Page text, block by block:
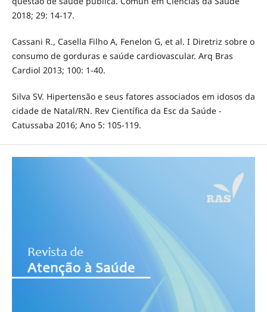
2018; 29: 14-17.
Cassani R., Casella Filho A, Fenelon G, et al. I Diretriz sobre o
consumo de gorduras e saúde cardiovascular. Arq Bras
Cardiol 2013; 100: 1-40.
Silva SV. Hipertensão e seus fatores associados em idosos da
cidade de Natal/RN. Rev Científica da Esc da Saúde -
Catussaba 2016; Ano 5: 105-119.